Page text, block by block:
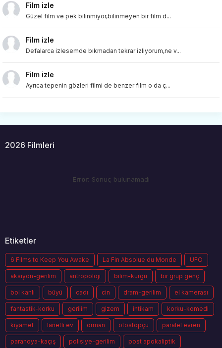
Film izle
Güzel film ve pek bilinmiyor,bilinmeyen bir film d...
Film izle
Defalarca izlesemde bıkmadan tekrar izliyorum,ne v...
Film izle
Ayrıca tepenin gözleri filmi de benzer film o da ç...
2026 Filmleri
Error: Sonuç bulunamadı
Etiketler
6 Films to Keep You Awake La Fin Absolue du Monde UFO
aksiyon-gerilim antropoloji bilim-kurgu bir grup genç
bol kanlı büyü cadı cin dram-gerilim el kamerası
fantastik-korku gerilim gizem intikam korku-komedi
kıyamet lanetli ev orman otostopçu paralel evren
paranoya-kaçış polisiye-gerilim post apokaliptik